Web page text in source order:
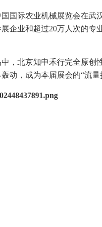
国国际农业机械展览会在
展企业和超过20万人次的
，北京知申禾行完全原创
动，成为本届展会的“流量